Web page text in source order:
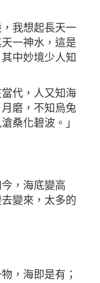
我想起長天一
一神水，這是
中妙境少人知
代，人又知海
磨，不知烏兔
桑化碧波。」
，海底變高
變來，太多的
，海即是有；